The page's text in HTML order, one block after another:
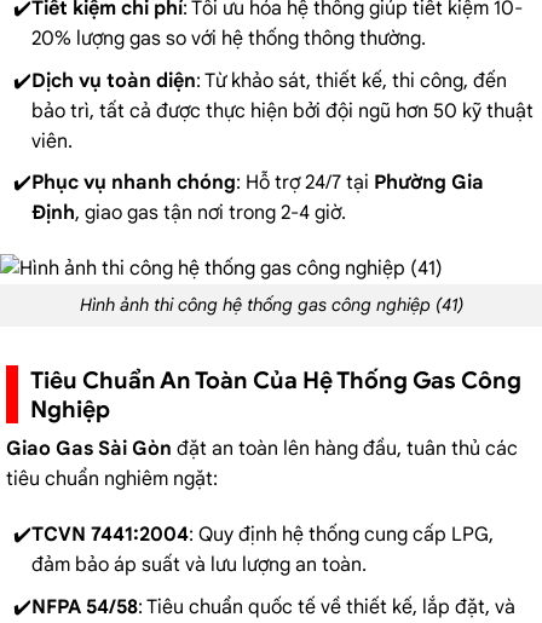
Tiết kiệm chi phí: Tối ưu hóa hệ thống giúp tiết kiệm 10-
20% lượng gas so với hệ thống thông thường.
Dịch vụ toàn diện: Từ khảo sát, thiết kế, thi công, đến
bảo trì, tất cả được thực hiện bởi đội ngũ hơn 50 kỹ thuật
viên.
Phục vụ nhanh chóng: Hỗ trợ 24/7 tại Phường Gia
Định, giao gas tận nơi trong 2-4 giờ.
Hình ảnh thi công hệ thống gas công nghiệp (41)
Tiêu Chuẩn An Toàn Của Hệ Thống Gas Công
Nghiệp
Giao Gas Sài Gòn đặt an toàn lên hàng đầu, tuân thủ các
tiêu chuẩn nghiêm ngặt:
TCVN 7441:2004: Quy định hệ thống cung cấp LPG,
đảm bảo áp suất và lưu lượng an toàn.
NFPA 54/58: Tiêu chuẩn quốc tế về thiết kế, lắp đặt, và